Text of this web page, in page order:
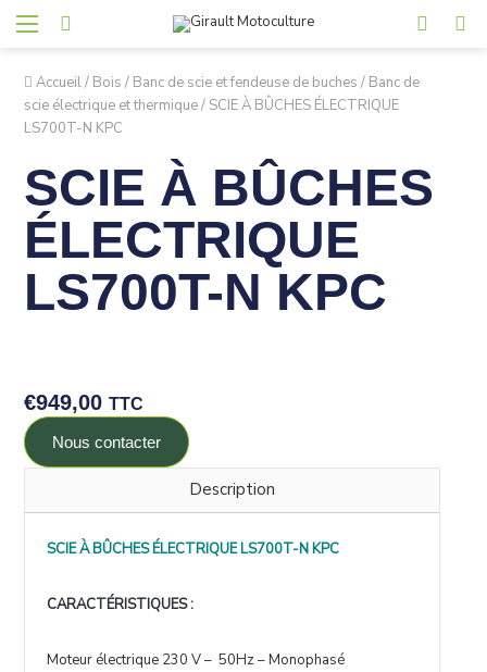
Accueil/ Bois / Banc de scie et fendeuse de buches / Banc de
scie électrique et thermique/ SCIE À BÛCHES ÉLECTRIQUE
LS700T-N KPC
SCIE À BÛCHES
ÉLECTRIQUE
LS700T-N KPC
€949,00 TTC
Nous contacter
Description
SCIE À BÛCHES ÉLECTRIQUE LS700T-N KPC
CARACTÉRISTIQUES :
Moteur électrique 230 V – 50Hz – Monophasé